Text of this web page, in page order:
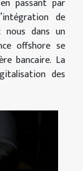
de
nous dans un
offshore se
bancaire. La
des